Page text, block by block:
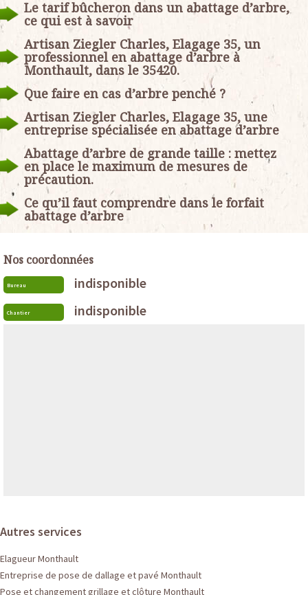
Le tarif bûcheron dans un abattage d’arbre,
ce qui est à savoir
Artisan Ziegler Charles, Elagage 35, un
professionnel en abattage d’arbre à
Monthault, dans le 35420.
Que faire en cas d’arbre penché ?
Artisan Ziegler Charles, Elagage 35, une
entreprise spécialisée en abattage d’arbre
Abattage d’arbre de grande taille : mettez
en place le maximum de mesures de
précaution.
Ce qu’il faut comprendre dans le forfait
abattage d’arbre
Nos coordonnées
Bureau indisponible
Chantier indisponible
Autres services
Elagueur Monthault
Entreprise de pose de dallage et pavé Monthault
Pose et changement grillage et clôture Monthault